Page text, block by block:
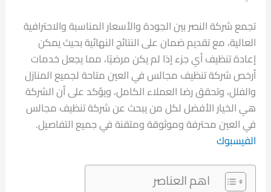
تجمع شركة النصر بين الجودة والأسعار المناسبة والاحترافية
العالية، مع تقديم ضمان على النتائج النهائية بحيث يمكن
إعادة تنظيف أي جزء إذا لم يكن مرضيًا، مما يجعل خدمات
أرخص شركة تنظيف مجالس في العين متاحة لجميع المنازل
والفلل، وتحقق رضا العملاء الكامل، ويؤكد على أن الشركة
هي الخيار الأفضل لكل من يبحث عن شركة تنظيف مجالس
في العين محترفة وموثوقة ومتقنة في جميع التفاصيل.
الفيسبوك
اهم العناصر